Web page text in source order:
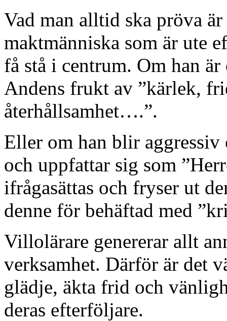
Vad man alltid ska pröva
maktmänniska som är ute
få stå i centrum. Om han
Andens frukt av ”kärlek,
återhållsamhet….”.
Eller om han blir
och uppfattar sig som
ifrågasättas och fryser ut
denne för behäftad med
Villolärare genererar allt
verksamhet. Därför är det
glädje, äkta frid och
deras efterföljare.